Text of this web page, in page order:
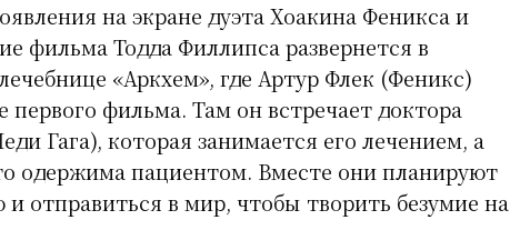
на экране дуэта Хоакина Феникса и
фильма Тодда Филлипса развернется в
«Аркхем», где Артур Флек (Феникс)
первого фильма. Там он встречает доктора
Гага), которая занимается его лечением, а
одержима пациентом. Вместе они планируют
и отправиться в мир, чтобы творить безумие на